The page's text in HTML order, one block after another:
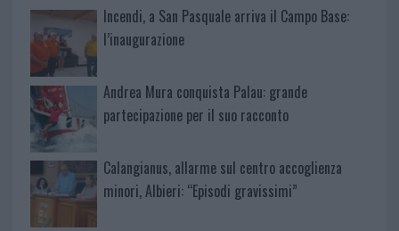
Incendi, a San Pasquale arriva il Campo Base:
l’inaugurazione
Andrea Mura conquista Palau: grande
partecipazione per il suo racconto
Calangianus, allarme sul centro accoglienza
minori, Albieri: “Episodi gravissimi”